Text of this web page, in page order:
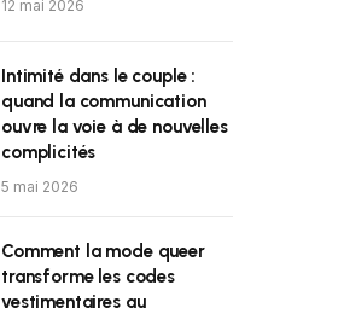
12 mai 2026
Intimité dans le couple :
quand la communication
ouvre la voie à de nouvelles
complicités
5 mai 2026
Comment la mode queer
transforme les codes
vestimentaires au